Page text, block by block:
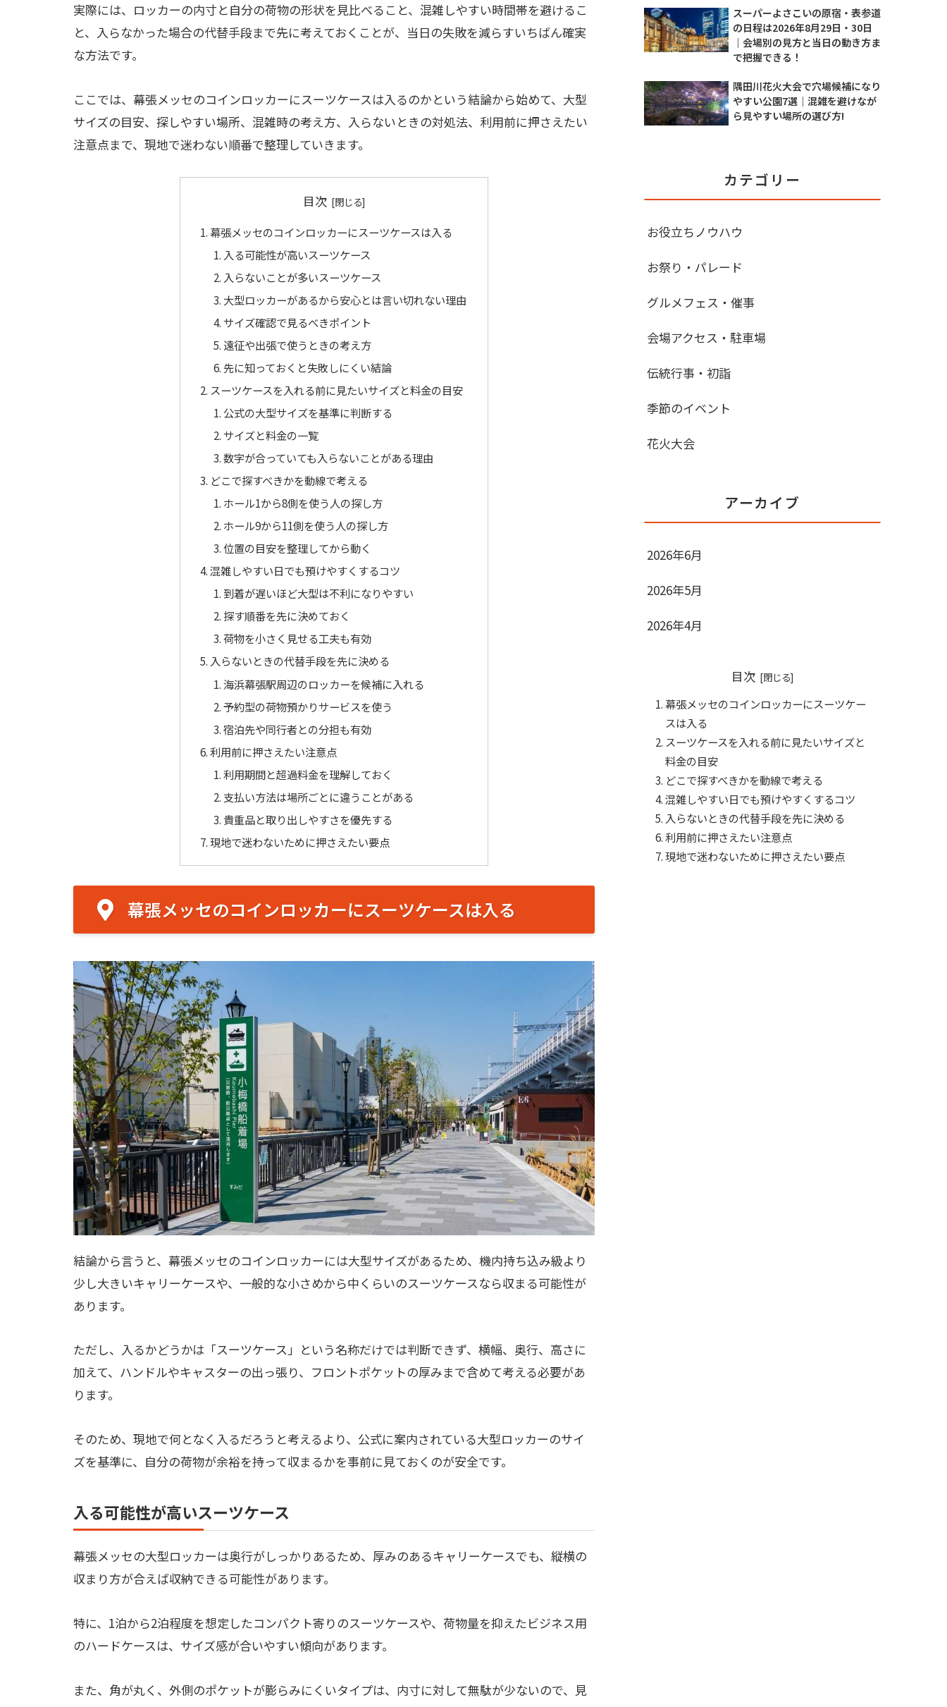
実際には、ロッカーの内寸と自分の荷物の形状を見比べること、混雑しやすい時間帯を避けるこ
と、入らなかった場合の代替手段まで先に考えておくことが、当日の失敗を減らすいちばん確実
な方法です。
ここでは、幕張メッセのコインロッカーにスーツケースは入るのかという結論から始めて、大型
サイズの目安、探しやすい場所、混雑時の考え方、入らないときの対処法、利用前に押さえたい
注意点まで、現地で迷わない順番で整理していきます。
目次
幕張メッセのコインロッカーにスーツケースは入る
入る可能性が高いスーツケース
入らないことが多いスーツケース
大型ロッカーがあるから安心とは言い切れない理由
サイズ確認で見るべきポイント
遠征や出張で使うときの考え方
先に知っておくと失敗しにくい結論
スーツケースを入れる前に見たいサイズと料金の目安
公式の大型サイズを基準に判断する
サイズと料金の一覧
数字が合っていても入らないことがある理由
どこで探すべきかを動線で考える
ホール1から8側を使う人の探し方
ホール9から11側を使う人の探し方
位置の目安を整理してから動く
混雑しやすい日でも預けやすくするコツ
到着が遅いほど大型は不利になりやすい
探す順番を先に決めておく
荷物を小さく見せる工夫も有効
入らないときの代替手段を先に決める
海浜幕張駅周辺のロッカーを候補に入れる
予約型の荷物預かりサービスを使う
宿泊先や同行者との分担も有効
利用前に押さえたい注意点
利用期間と超過料金を理解しておく
支払い方法は場所ごとに違うことがある
貴重品と取り出しやすさを優先する
現地で迷わないために押さえたい要点
幕張メッセのコインロッカーにスーツケースは入る
結論から言うと、幕張メッセのコインロッカーには大型サイズがあるため、機内持ち込み級より
少し大きいキャリーケースや、一般的な小さめから中くらいのスーツケースなら収まる可能性が
あります。
ただし、入るかどうかは「スーツケース」という名称だけでは判断できず、横幅、奥行、高さに
加えて、ハンドルやキャスターの出っ張り、フロントポケットの厚みまで含めて考える必要があ
ります。
そのため、現地で何となく入るだろうと考えるより、公式に案内されている大型ロッカーのサイ
ズを基準に、自分の荷物が余裕を持って収まるかを事前に見ておくのが安全です。
入る可能性が高いスーツケース
幕張メッセの大型ロッカーは奥行がしっかりあるため、厚みのあるキャリーケースでも、縦横の
収まり方が合えば収納できる可能性があります。
特に、1泊から2泊程度を想定したコンパクト寄りのスーツケースや、荷物量を抑えたビジネス用
のハードケースは、サイズ感が合いやすい傾向があります。
また、角が丸く、外側のポケットが膨らみにくいタイプは、内寸に対して無駄が少ないので、見
スーパーよさこいの原宿・表参道
の日程は2026年8月29日・30日
｜会場別の見方と当日の動き方ま
で把握できる！
隅田川花火大会で穴場候補になり
やすい公園7選｜混雑を避けなが
ら見やすい場所の選び方!
カテゴリー
お役立ちノウハウ
お祭り・パレード
グルメフェス・催事
会場アクセス・駐車場
伝統行事・初詣
季節のイベント
花火大会
アーカイブ
2026年6月
2026年5月
2026年4月
目次
幕張メッセのコインロッカーにスーツケー
スは入る
スーツケースを入れる前に見たいサイズと
料金の目安
どこで探すべきかを動線で考える
混雑しやすい日でも預けやすくするコツ
入らないときの代替手段を先に決める
利用前に押さえたい注意点
現地で迷わないために押さえたい要点